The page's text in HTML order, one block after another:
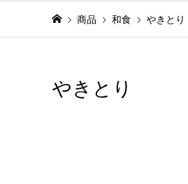
商品 和食 やきとり
やきとり